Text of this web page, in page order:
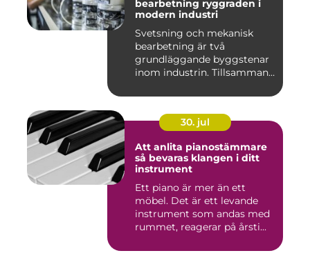
bearbetning ryggraden i
modern industri
Svetsning och mekanisk
bearbetning är två
grundläggande byggstenar
inom industrin. Tillsammans
30. jul
Att anlita pianostämmare
så bevaras klangen i ditt
instrument
Ett piano är mer än ett
möbel. Det är ett levande
instrument som andas med
rummet, reagerar på årsti...